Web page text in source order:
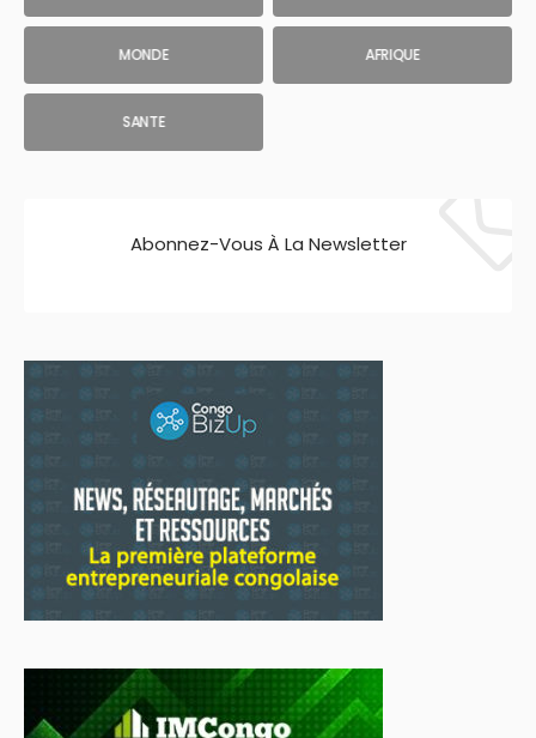
MONDE AFRIQUE
SANTE
Abonnez-Vous À La Newsletter